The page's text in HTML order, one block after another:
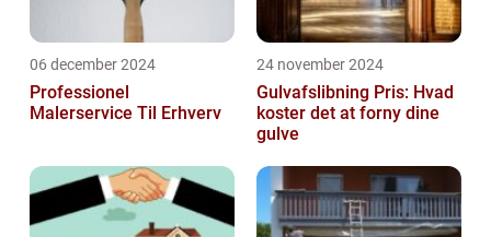
06 december 2024
Professionel
Malerservice Til Erhverv
24 november 2024
Gulvafslibning Pris: Hvad
koster det at forny dine
gulve